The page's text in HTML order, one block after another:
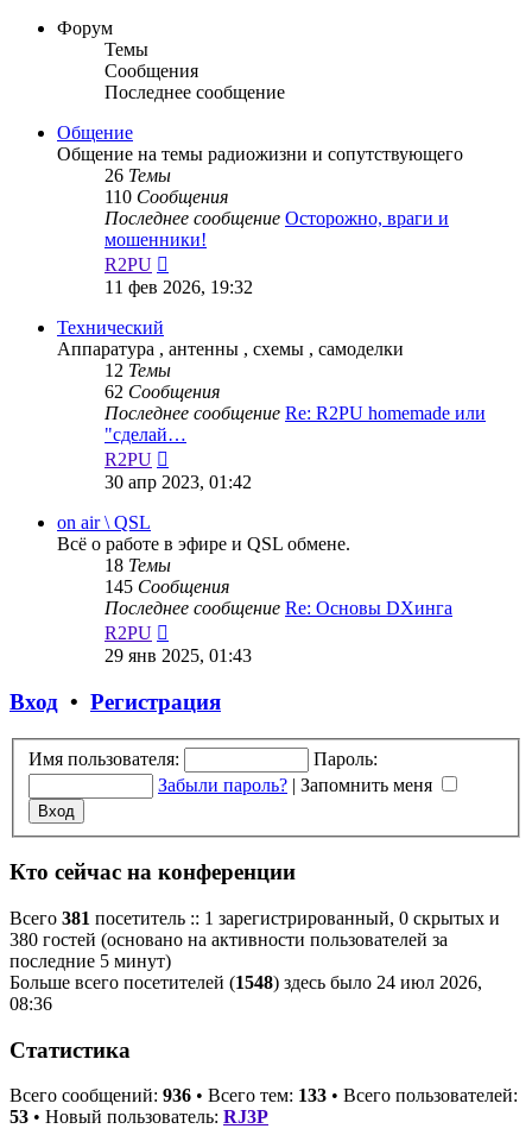
Форум
Темы
Сообщения
Последнее сообщение
Общение
Общение на темы радиожизни и сопутствующего
26 Темы
110 Сообщения
Последнее сообщение Осторожно, враги и
мошенники!
R2PU
к
11 фев 2026, 19:32
Технический
Аппаратура , антенны , схемы , самоделки
12 Темы
62 Сообщения
Последнее сообщение Re: R2PU homemade или
"сделай…
R2PU
к
30 апр 2023, 01:42
on air \ QSL
Всё о работе в эфире и QSL обмене.
18 Темы
145 Сообщения
Последнее сообщение Re: Основы DXинга
R2PU
к
29 янв 2025, 01:43
Вход • Регистрация
Имя пользователя:
Пароль:
Забыли пароль? | Запомнить меня
Кто сейчас на конференции
Всего 381 посетитель :: 1 зарегистрированный, 0 скрытых и
380 гостей (основано на активности пользователей за
последние 5 минут)
Больше всего посетителей (1548) здесь было 24 июл 2026,
08:36
Статистика
Всего сообщений: 936 • Всего тем: 133 • Всего пользователей:
53 • Новый пользователь: RJ3P